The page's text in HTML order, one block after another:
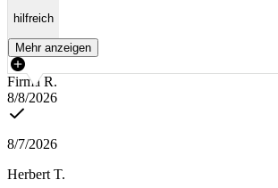
hilfreich
Mehr anzeigen
Firma R.
8/8/2026
8/7/2026
Herbert T.